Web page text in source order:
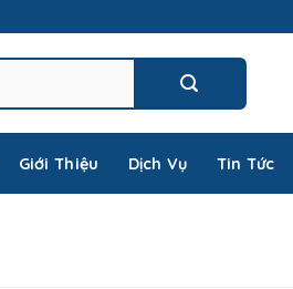
Giới Thiệu Dịch Vụ Tin Tức